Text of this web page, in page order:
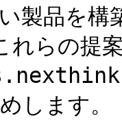
製品を
れらの
します